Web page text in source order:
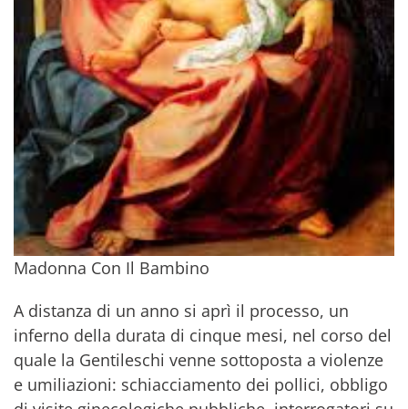
Madonna Con Il Bambino
A distanza di un anno si aprì il processo, un
inferno della durata di cinque mesi, nel corso del
quale la Gentileschi venne sottoposta a violenze
e umiliazioni: schiacciamento dei pollici, obbligo